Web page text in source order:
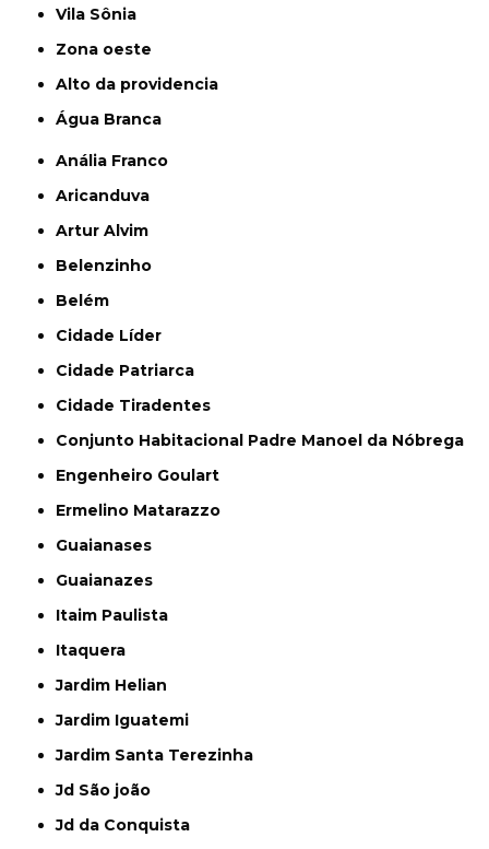
Vila Sônia
Zona oeste
alto da providencia
Água Branca
Anália Franco
Aricanduva
Artur Alvim
Belenzinho
Belém
Cidade Líder
Cidade Patriarca
Cidade Tiradentes
Conjunto Habitacional Padre Manoel da Nóbrega
Engenheiro Goulart
Ermelino Matarazzo
Guaianases
Guaianazes
Itaim Paulista
Itaquera
Jardim Helian
Jardim Iguatemi
Jardim Santa Terezinha
Jd São joão
Jd da Conquista